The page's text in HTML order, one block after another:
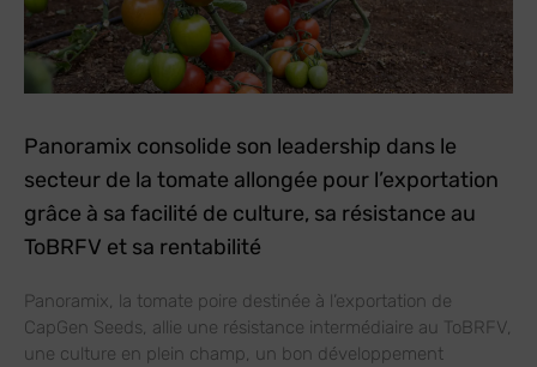
Panoramix consolide son leadership dans le
secteur de la tomate allongée pour l’exportation
grâce à sa facilité de culture, sa résistance au
ToBRFV et sa rentabilité
Panoramix, la tomate poire destinée à l’exportation de
CapGen Seeds, allie une résistance intermédiaire au ToBRFV,
une culture en plein champ, un bon développement